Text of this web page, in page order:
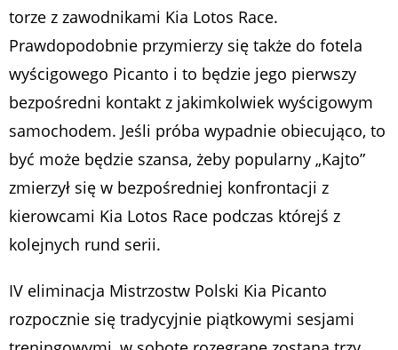
torze z zawodnikami Kia Lotos Race.
Prawdopodobnie przymierzy się także do fotela
wyścigowego Picanto i to będzie jego pierwszy
bezpośredni kontakt z jakimkolwiek wyścigowym
samochodem. Jeśli próba wypadnie obiecująco, to
być może będzie szansa, żeby popularny „Kajto”
zmierzył się w bezpośredniej konfrontacji z
kierowcami Kia Lotos Race podczas którejś z
kolejnych rund serii.
IV eliminacja Mistrzostw Polski Kia Picanto
rozpocznie się tradycyjnie piątkowymi sesjami